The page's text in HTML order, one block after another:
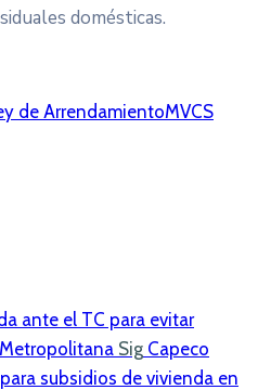
domésticas.
de ArrendamientoMVCS
ante el TC para evitar
Sig Capeco
subsidios de vivienda en